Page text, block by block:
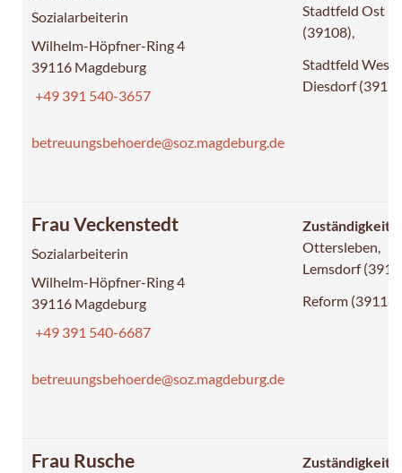
Sozialarbeiterin
Wilhelm-Höpfner-Ring 4
39116 Magdeburg
+49 391 540-3657
betreuungsbehoerde@soz.magdeburg.de
Stadtfeld Ost
(39108),
Stadtfeld West
Diesdorf
Frau Veckenstedt
Sozialarbeiterin
Wilhelm-Höpfner-Ring 4
39116 Magdeburg
+49 391 540-6687
betreuungsbehoerde@soz.magdeburg.de
Zuständigkeit:
Ottersleben,
Lemsdorf
Reform (39118)
Frau Rusche
Zuständigkeit: